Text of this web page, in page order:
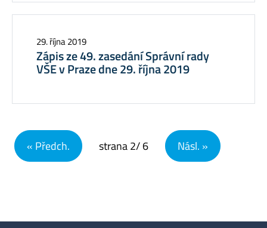
29. října 2019
Zápis ze 49. zasedání Správní rady
VŠE v Praze dne 29. října 2019
Navigace pro příspěvky
« Předch. strana2/ 6 Násl. »